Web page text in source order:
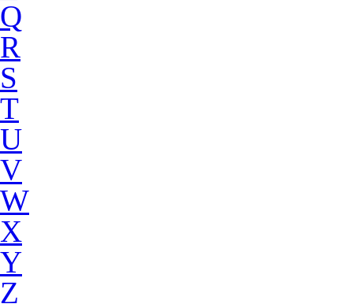
Q
R
S
T
U
V
W
X
Y
Z